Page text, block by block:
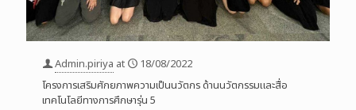
Admin.piriya at
18/08/2022
โครงการเสริมศักยภาพความเป็นนวัตกร ด้านนวัตกรรมและสื่อ
เทคโนโลยีทางการศึกษารุ่น 5